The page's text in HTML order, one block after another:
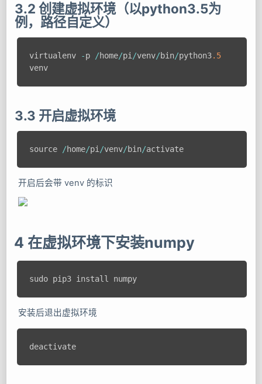
3.2 创建虚拟环境（以python3.5为
例，路径自定义）
virtualenv -p /home/pi/venv/bin/python3.5
3.3 开启虚拟环境
source /home/pi/venv/bin/
开启后会带 venv 的标识
4 在虚拟环境下安装numpy
安装后退出虚拟环境